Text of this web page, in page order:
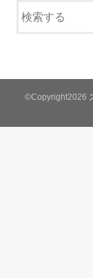
©Copyright2026